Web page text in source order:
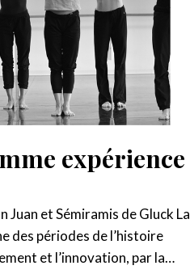
expérience
Juan et Sémiramis de Gluck La
des périodes de l’histoire
et l’innovation, par la…